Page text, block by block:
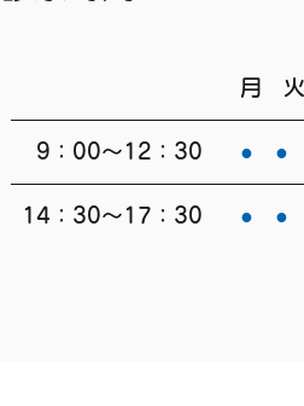
月
9：00～12：30 ● ●
14：30～17：30 ●